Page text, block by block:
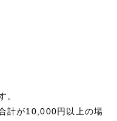
。
計が10,000円以上の場